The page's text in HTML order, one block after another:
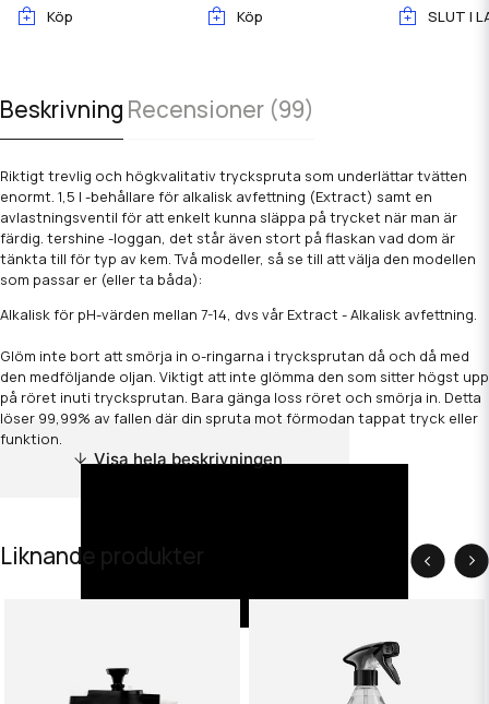
Köp
Köp
SLUT I
Beskrivning Recensioner (99)
Riktigt trevlig och högkvalitativ tryckspruta som underlättar tvätten
enormt. 1,5 l -behållare för alkalisk avfettning (Extract) samt en
avlastningsventil för att enkelt kunna släppa på trycket när man är
färdig. tershine -loggan, det står även stort på flaskan vad dom är
tänkta till för typ av kem. Två modeller, så se till att välja den modellen
som passar er (eller ta båda):
Alkalisk för pH-värden mellan 7-14, dvs vår Extract - Alkalisk avfettning.
Glöm inte bort att smörja in o-ringarna i trycksprutan då och då med
den medföljande oljan. Viktigt att inte glömma den som sitter högst upp
på röret inuti trycksprutan. Bara gänga loss röret och smörja in. Detta
löser 99,99% av fallen där din spruta mot förmodan tappat tryck eller
funktion.
Visa hela beskrivningen
Liknande produkter